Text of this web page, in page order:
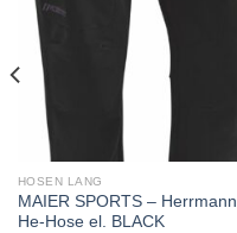
HOSEN LANG
MAIER SPORTS – Herrmann
He-Hose el. BLACK